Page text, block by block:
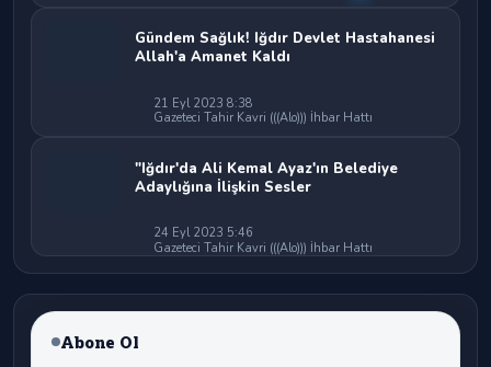
Gündem Sağlık! Iğdır Devlet Hastahanesi
Allah'a Amanet Kaldı
21 Eyl 2023 8:38
Gazeteci Tahir Kavri (((Alo))) İhbar Hattı
"Iğdır'da Ali Kemal Ayaz'ın Belediye
Adaylığına İlişkin Sesler
24 Eyl 2023 5:46
Gazeteci Tahir Kavri (((Alo))) İhbar Hattı
Abone Ol